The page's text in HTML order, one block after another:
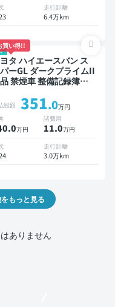
走行距離
6.4万km
買い得!!
ヨタ ハイエースバン ス
ーGL ダークプライムII
禁煙車 整備記録簿あ
総額 351.0万円
万円
諸費用
11.0万円
走行距離
3.0万km
もっと見る
ありません